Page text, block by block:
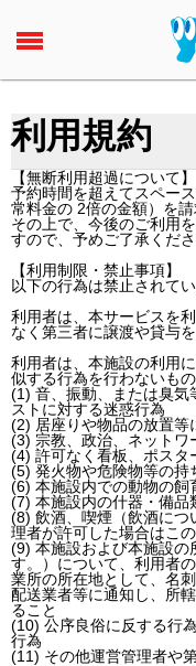
利用規約
【無断利用超過について】
予約時間を超えてスペー
常料金の 2倍の金額）を請
その上で、今後のご利用
すので、予めご了承くださ
【利用制限・禁止事項】
以下の行為は禁止されてい
利用者は、本サービスを
なく第三者に譲渡や貸与
利用者は、本施設の利用
似する行為を行わないもの
(1) 音、振動、または臭気
ストに対する迷惑行為
(2) 居座りや物品の放置等
(3) 宗教、政治、ネットワ
(4) 許可なく看板、ポスタ
(5) 発火物や危険物等の持
(6) 本施設内での動物の飼
(7) 本施設内の什器・備品
(8) 飲酒、喫煙（飲酒につ
理者が許可した場合はこ
(9) 本施設および本施設の
す。）について、利用者
業所の所在地として、名
配送業者等に通知し、所
ること
(10) 公序良俗に反する行
行為
(11) その他運営管理者や